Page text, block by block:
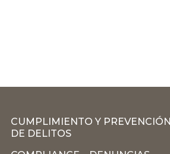
CUMPLIMIENTO Y PREVENCIÓN
DE DELITOS